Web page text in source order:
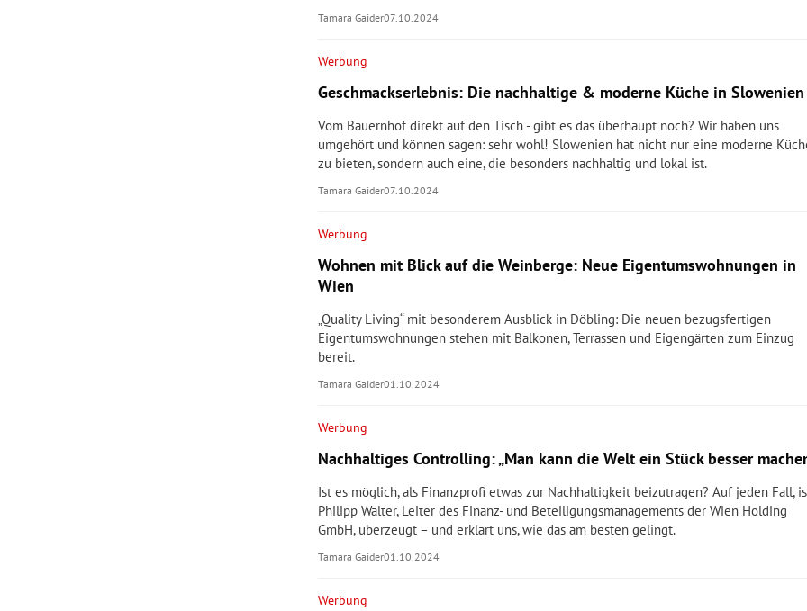
Tamara Gaider07.10.2024
Werbung
Geschmackserlebnis: Die nachhaltige & moderne Küche in Slowenien
Vom Bauernhof direkt auf den Tisch - gibt es das überhaupt noch? Wir haben uns
umgehört und können sagen: sehr wohl! Slowenien hat nicht nur eine moderne
zu bieten, sondern auch eine, die besonders nachhaltig und lokal ist.
Tamara Gaider07.10.2024
Werbung
Wohnen mit Blick auf die Weinberge: Neue Eigentumswohnungen in
Wien
„Quality Living“ mit besonderem Ausblick in Döbling: Die neuen bezugsfertigen
Eigentumswohnungen stehen mit Balkonen, Terrassen und Eigengärten zum Einzug
bereit.
Tamara Gaider01.10.2024
Werbung
Nachhaltiges Controlling: „Man kann die Welt ein Stück besser
Ist es möglich, als Finanzprofi etwas zur Nachhaltigkeit beizutragen? Auf jeden Fall,
Philipp Walter, Leiter des Finanz- und Beteiligungsmanagements der Wien Holding
GmbH, überzeugt – und erklärt uns, wie das am besten gelingt.
Tamara Gaider01.10.2024
Werbung